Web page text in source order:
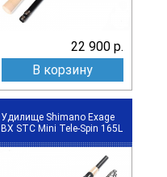
22 900 р.
В корзину
Удилище Shimano Exage
BX STC Mini Tele-Spin 165L